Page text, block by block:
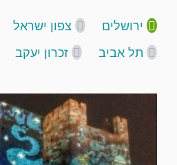
ירושלים צפון ישראל
תל אביב
זכרון יעקב